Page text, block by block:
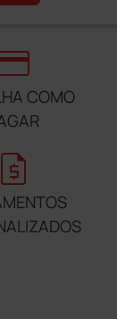
COMO
request_quote